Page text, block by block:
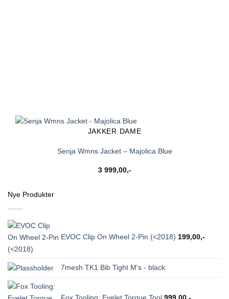
JAKKER DAME
Senja Wmns Jacket – Majolica Blue
3 999,00,-
Nye Produkter
EVOC Clip On Wheel 2-Pin (<2018) 199,00,-
7mesh TK1 Bib Tight M's - black